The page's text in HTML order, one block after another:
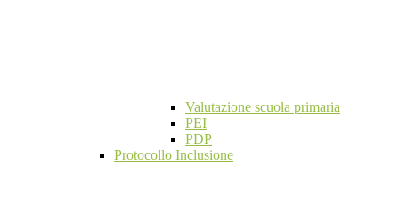
Valutazione scuola primaria
PEI
PDP
Protocollo Inclusione